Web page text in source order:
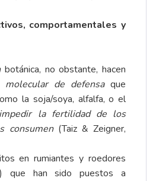
comportamentales y
botánica, no obstante, hacen
molecular de defensaque
la soja/soya, alfalfa, o el
impedir la fertilidad de los
consumen(Taiz & Zeigner,
en rumiantes y roedores
que han sido puestos a